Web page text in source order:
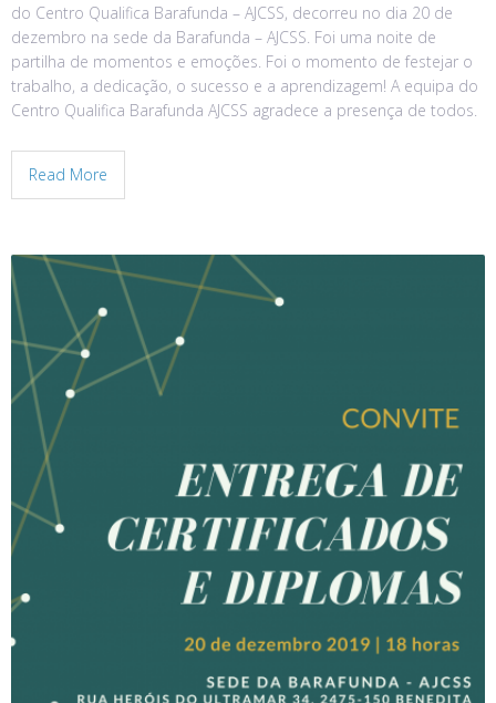
do Centro Qualifica Barafunda – AJCSS, decorreu no dia 20 de
dezembro na sede da Barafunda – AJCSS. Foi uma noite de
partilha de momentos e emoções. Foi o momento de festejar o
trabalho, a dedicação, o sucesso e a aprendizagem! A equipa do
Centro Qualifica Barafunda AJCSS agradece a presença de todos.
Read More